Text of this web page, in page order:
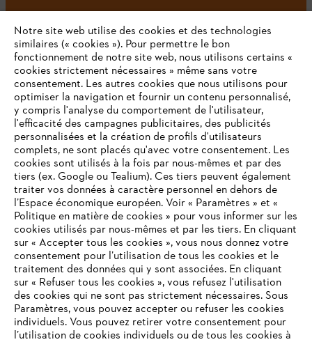
#STIHL
L'Entreprise
STIHL FAQ
Contact
VOTRE NAVIGATEUR INTERNET
N'EST PLUS PRIS EN CHARGE
Vous utilisez un navigateur Internet que nous ne prenons plus
Notre site web utilise des cookies et des technologies
similaires (« cookies »). Pour permettre le bon
fonctionnement de notre site web, nous utilisons certains «
cookies strictement nécessaires » même sans votre
consentement. Les autres cookies que nous utilisons pour
optimiser la navigation et fournir un contenu personnalisé,
y compris l'analyse du comportement de l'utilisateur,
l'efficacité des campagnes publicitaires, des publicités
personnalisées et la création de profils d'utilisateurs
complets, ne sont placés qu'avec votre consentement. Les
cookies sont utilisés à la fois par nous-mêmes et par des
tiers (ex. Google ou Tealium). Ces tiers peuvent également
traiter vos données à caractère personnel en dehors de
l’Espace économique européen. Voir « Paramètres » et «
Politique en matière de cookies » pour vous informer sur les
cookies utilisés par nous-mêmes et par les tiers. En cliquant
sur « Accepter tous les cookies », vous nous donnez votre
consentement pour l’utilisation de tous les cookies et le
traitement des données qui y sont associées. En cliquant
sur « Refuser tous les cookies », vous refusez l'utilisation
des cookies qui ne sont pas strictement nécessaires. Sous
Paramètres, vous pouvez accepter ou refuser les cookies
individuels. Vous pouvez retirer votre consentement pour
l’utilisation de cookies individuels ou de tous les cookies à